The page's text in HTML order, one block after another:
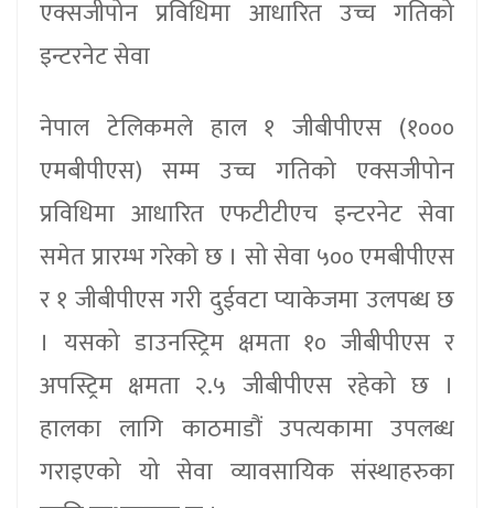
एक्सजीपोन प्रविधिमा आधारित उच्च गतिको
इन्टरनेट सेवा
नेपाल टेलिकमले हाल १ जीबीपीएस (१०००
एमबीपीएस) सम्म उच्च गतिको एक्सजीपोन
प्रविधिमा आधारित एफटीटीएच इन्टरनेट सेवा
समेत प्रारम्भ गरेको छ । सो सेवा ५०० एमबीपीएस
र १ जीबीपीएस गरी दुईवटा प्याकेजमा उलपब्ध छ
। यसको डाउनस्ट्रिम क्षमता १० जीबीपीएस र
अपस्ट्रिम क्षमता २.५ जीबीपीएस रहेको छ ।
हालका लागि काठमाडौं उपत्यकामा उपलब्ध
गराइएको यो सेवा व्यावसायिक संस्थाहरुका